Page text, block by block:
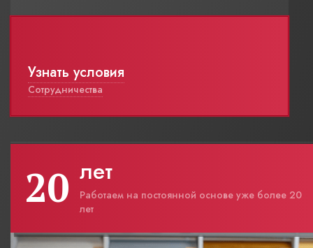
Узнать условия
Сотрудничества
20 лет
Работаем на постоянной основе уже более 20
лет